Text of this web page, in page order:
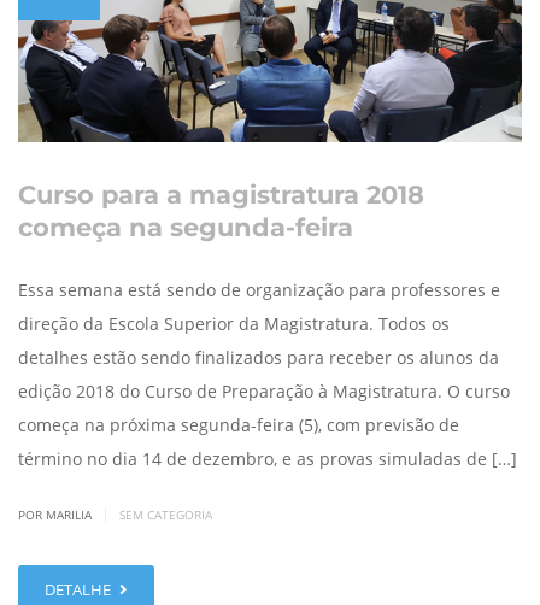
Curso para a magistratura 2018
começa na segunda-feira
Essa semana está sendo de organização para professores e
direção da Escola Superior da Magistratura. Todos os
detalhes estão sendo finalizados para receber os alunos da
edição 2018 do Curso de Preparação à Magistratura. O curso
começa na próxima segunda-feira (5), com previsão de
término no dia 14 de dezembro, e as provas simuladas de […]
POR MARILIA SEM CATEGORIA
DETALHE